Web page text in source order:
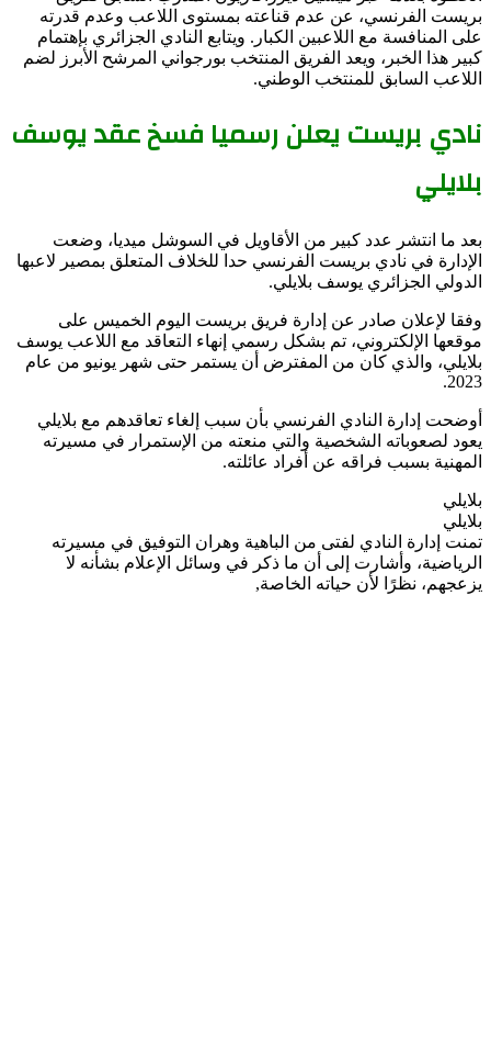
بريست الفرنسي، عن عدم قناعته بمستوى اللاعب وعدم قدرته
على المنافسة مع اللاعبين الكبار. ويتابع النادي الجزائري بإهتمام
كبير هذا الخبر، ويعد الفريق المنتخب بورجواني المرشح الأبرز لضم
اللاعب السابق للمنتخب الوطني.
نادي بريست يعلن رسميا فسخ عقد يوسف
بلايلي
بعد ما انتشر عدد كبير من الأقاويل في السوشل ميديا، وضعت
الإدارة في نادي بريست الفرنسي حدا للخلاف المتعلق بمصير لاعبها
الدولي الجزائري يوسف بلايلي.
وفقا لإعلان صادر عن إدارة فريق بريست اليوم الخميس على
موقعها الإلكتروني، تم بشكل رسمي إنهاء التعاقد مع اللاعب يوسف
بلايلي، والذي كان من المفترض أن يستمر حتى شهر يونيو من عام
2023.
أوضحت إدارة النادي الفرنسي بأن سبب إلغاء تعاقدهم مع بلايلي
يعود لصعوباته الشخصية والتي منعته من الإستمرار في مسيرته
المهنية بسبب فراقه عن أفراد عائلته.
بلايلي
بلايلي
تمنت إدارة النادي لفتى من الباهية وهران التوفيق في مسيرته
الرياضية، وأشارت إلى أن ما ذكر في وسائل الإعلام بشأنه لا
يزعجهم، نظرًا لأن حياته الخاصة,